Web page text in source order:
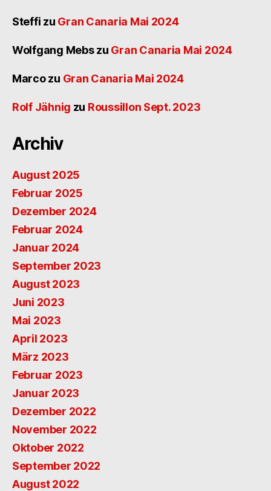
Steffi zu Gran Canaria Mai 2024
Wolfgang Mebszu Gran Canaria Mai 2024
Marcozu Gran Canaria Mai 2024
Rolf Jähnig zu Roussillon Sept. 2023
Archiv
August 2025
Februar 2025
Dezember 2024
Februar 2024
Januar 2024
September 2023
August 2023
Juni 2023
Mai 2023
April 2023
März 2023
Februar 2023
Januar 2023
Dezember 2022
November 2022
Oktober 2022
September 2022
August 2022